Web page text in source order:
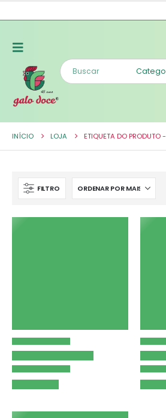
INÍCIO LOJA ETIQUETA DO PRODUTO -
FILTRO